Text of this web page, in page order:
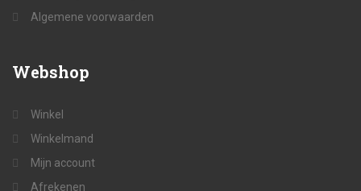
Algemene voorwaarden
Webshop
Winkel
Winkelmand
Mijn account
Afrekenen